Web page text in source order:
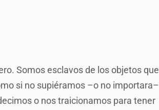
Somos esclavos de los objetos que
si no supiéramos –o no importara–
o nos traicionamos para tener